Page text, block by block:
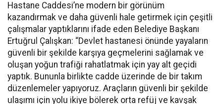
Hastane Caddesi’ne modern bir görünüm
kazandırmak ve daha güvenli hale getirmek için çeşitli
çalışmalar yaptıklarını ifade eden Belediye Başkanı
Ertuğrul Çalışkan: “Devlet hastanesi önünde yayaların
güvenli bir şekilde karşıya geçmelerini sağlamak ve
oluşan yoğun trafiği rahatlatmak için yay alt geçidi
yaptık. Bununla birlikte cadde üzerinde de bir takım
düzenlemeler yapıyoruz. Araçların güvenli bir şekilde
ulaşımı için yolu ikiye bölerek orta refüj ve kavşak